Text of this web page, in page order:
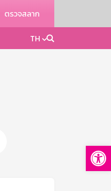
ตรวจสลาก
TH